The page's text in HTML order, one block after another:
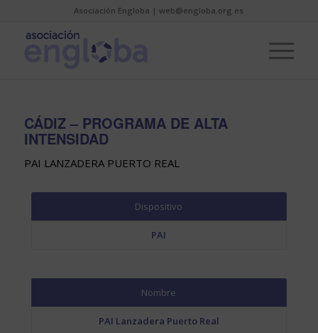
Asociación Engloba | web@engloba.org.es
CÁDIZ – PROGRAMA DE ALTA
INTENSIDAD
PAI LANZADERA PUERTO REAL
Dispositivo
PAI
Nombre
PAI Lanzadera Puerto Real